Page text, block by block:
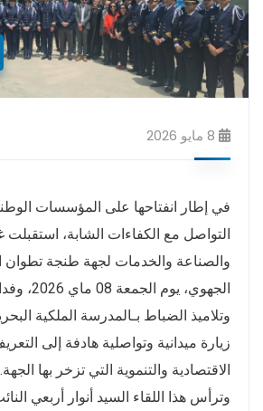
8 مايو 2026
في إطار انفتاحها على المؤسسات
التواصل مع الكفاءات الشابة، استقبلت
والصناعة والخدمات لجهة طنجة تطوان
الجهوي، يوم
وتلاميذ الضباط بـالمدرسة الملكية
زيارة ميدانية وتواصلية هادفة إلى
الاقتصادية والتنموية التي تزخر بها الجهة.
وترأس هذا اللقاء السيد أنوار أربعي